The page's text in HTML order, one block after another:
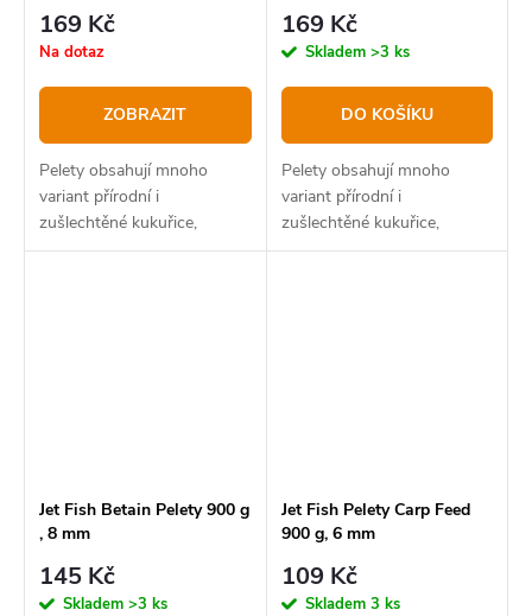
169 Kč
Na dotaz
ZOBRAZIT
Pelety obsahují mnoho
variant přírodní i
zušlechtěné kukuřice,
například kukuřičnou
169 Kč
Skladem >3 ks
DO KOŠÍKU
Pelety obsahují mnoho
variant přírodní i
zušlechtěné kukuřice,
například kukuřičnou
Jet Fish Betain Pelety 900 g
, 8 mm
145 Kč
Skladem >3 ks
Jet Fish Pelety Carp Feed
900 g, 6 mm
109 Kč
Skladem 3 ks